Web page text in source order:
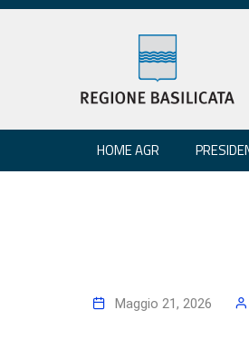
HOME AGR
Maggio 21, 2026